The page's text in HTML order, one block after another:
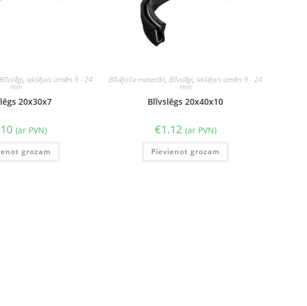
Blīvslēgi,Iekšējais izmērs 9 - 24
mm
20x30x7
(ar PVN)
grozam
Blīvējošie materiāli, Blīvslēgi, Iekšējais izmērs 9 - 24
mm
Blīvslēgs 20x40x10
€1.12 (ar PVN)
Pievienot grozam